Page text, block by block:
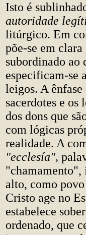
Isto é
autoridade
litúrgico. Em
põe-se em
subordinado ao
especificam-se
leigos. A
sacerdotes e os
dos dons que
com lógicas
realidade. A
"ecclesía",
"chamamento",
alto, como
Cristo age no
estabelece
ordenado, que